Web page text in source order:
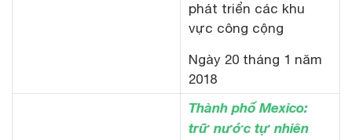
phát triển các khu
vực công cộng
Ngày 20 tháng 1 năm
2018
Thành phố Mexico:
trữ nước tự nhiên